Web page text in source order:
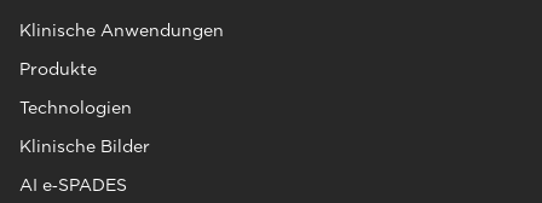
Klinische Anwendungen
Produkte
Technologien
Klinische Bilder
AI e‑SPADES